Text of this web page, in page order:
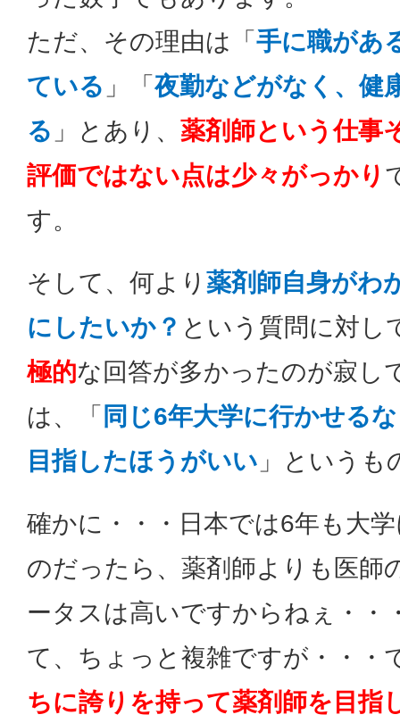
ただ、その理由は「 手に職があ
ている 」「 夜勤などがなく、健
る 」とあり、 薬剤師という仕事
評価ではない点は少々がっかり
す。
そして、何より 薬剤師自身がわ
にしたいか？ という質問に対し
極的な回答が多かったのが寂し
は、「 同じ6年大学に行かせる
目指したほうがいい 」というも
確かに・・・日本では6年も大
のだったら、薬剤師よりも医師
ータスは高いですからねぇ・・
て、ちょっと複雑ですが・・・
ちに誇りを持って薬剤師を目指